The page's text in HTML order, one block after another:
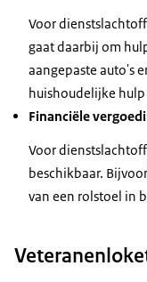
Voor
gaat daarbij om
aangepaste auto's
huishoudelijke hulp
Financiële
Voor
beschikbaar.
van een rolstoel in